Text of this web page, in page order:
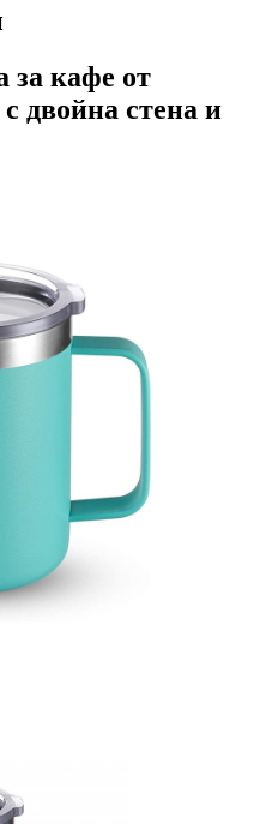
за кафе от
двойна стена и